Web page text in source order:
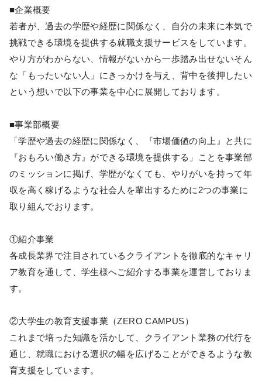
■企業概要
若者が、過去の学歴や経歴に関係なく、自分の未来に本気で
挑戦できる環境を提供する就職支援サービスをしています。
やり方がわからない、情報がないから一歩踏み出せないそん
な「もったいない人」にきっかけを与え、背中を後押したい
という想いで以下の事業を中心に展開しております。
■事業部概要
「学歴や過去の経歴に関係なく、『市場価値の向上』と共に
『おもろい働き方』ができる環境を提供する」ことを事業部
のミッションに掲げ、学歴がなくても、やりがいを持って年
収を高く稼げるような社会人を輩出するために2つの事業に
取り組んでおります。
①紹介事業
各成長業界で注目されているクライアントを徹底的なキャリ
ア教育を通して、学生様へご紹介する事業を運営しておりま
す。
②大学生の教育支援事業（ZERO CAMPUS）
これまで培った知識を活かして、クライアント業務の代行を
通じ、就職における選択の幅を広げることができるような教
育支援をしています。